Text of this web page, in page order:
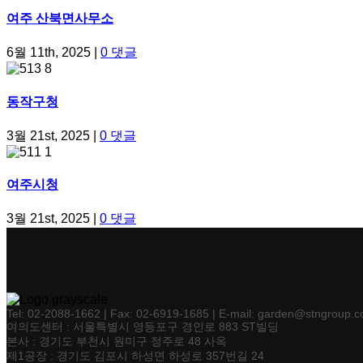
여주 산북면사무소
6월 11th, 2025 0 댓글
동작구청
3월 21st, 2025 0 댓글
여주시청
3월 21st, 2025 0 댓글
Tel: 02-2088-1662 | Fax: 02-6919-1685 | E-mail:
여의도센터 : 서울특별시 영등포구 경인로 883 ST빌딩
본사 : 경기도 부천시 원미구 정주로 48 사옥
제1공장 : 경기도 김포시 하성면 하성로 357번길 24